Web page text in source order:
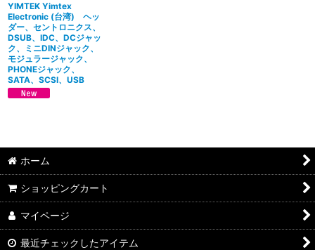
YIMTEK Yimtex
Electronic (台湾) ヘッ
ダー、セントロニクス、
DSUB、IDC、DCジャッ
ク、ミニDINジャック、
モジュラージャック、
PHONEジャック、
SATA、SCSI、USB
ホーム
ショッピングカート
マイページ
最近チェックしたアイテム